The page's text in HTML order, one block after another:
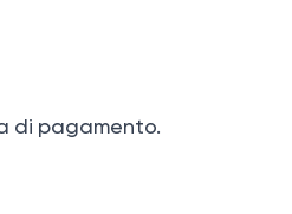
di pagamento.